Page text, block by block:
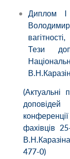
Диплом І
Тези
(Актуальні
фахівців
477-0)